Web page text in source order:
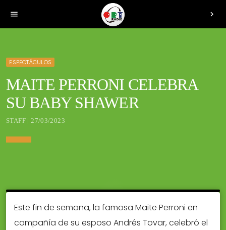
menu chevron_right
ESPECTÁCULOS
MAITE PERRONI CELEBRA
SU BABY SHAWER
STAFF | 27/03/2023
Este fin de semana, la famosa Maite Perroni en
compañía de su esposo Andrés Tovar, celebró el